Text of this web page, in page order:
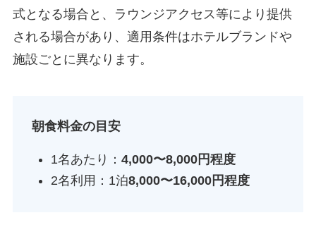
式となる場合と、ラウンジアクセス等により提供
される場合があり、適用条件はホテルブランドや
施設ごとに異なります。
朝食料金の目安
1名あたり： 4,000〜8,000円程度
2名利用：1泊8,000〜16,000円程度